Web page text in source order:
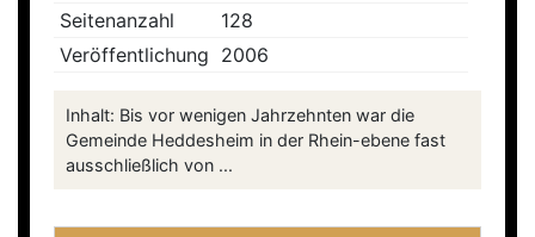
Seitenanzahl
128
Veröffentlichung 2006
Inhalt: Bis vor wenigen Jahrzehnten war die
Gemeinde Heddesheim in der Rhein-ebene fast
ausschließlich von ...